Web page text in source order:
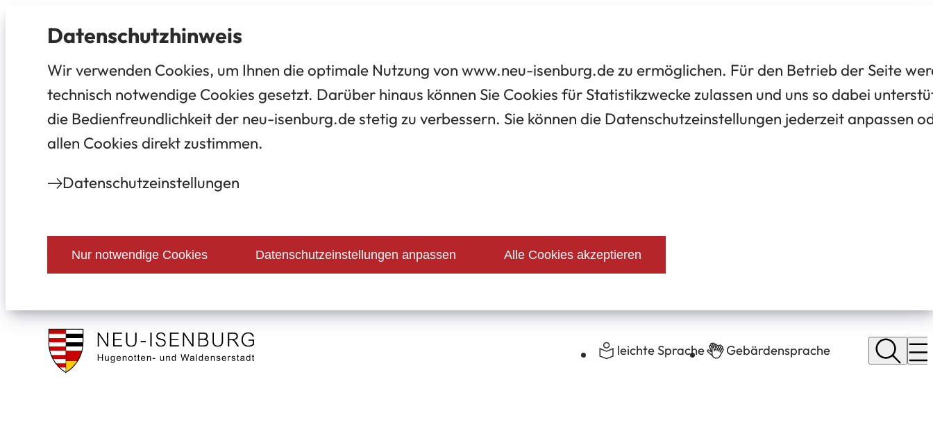
Datenschutz­hinweis
Wir verwenden Cookies, um Ihnen die optimale Nutzung von www.neu-isenburg.de zu ermöglichen. Für den Betrieb der Seite
technisch notwendige Cookies gesetzt. Darüber hinaus können Sie Cookies für Statistikzwecke zulassen und uns so dabei
die Bedienfreundlichkeit der neu-isenburg.de stetig zu verbessern. Sie können die Datenschutzeinstellungen jederzeit anpassen
allen Cookies direkt zustimmen.
Datenschutz­einstellungen
Nur notwendige Cookies Datenschutzeinstellungen anpassen Alle Cookies akzeptieren
Stadt
Isenburg
leichte Sprache Gebärdensprache